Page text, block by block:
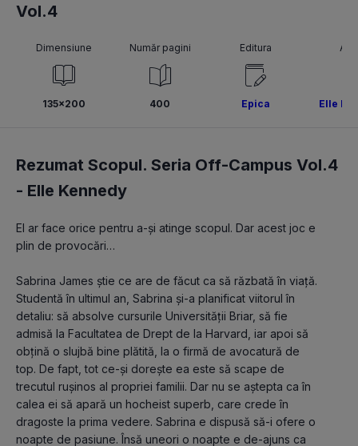
Vol.4
Dimensiune
135x200
Număr pagini
400
Editura
Epica Elle
Rezumat Scopul. Seria Off-Campus Vol.4
- Elle Kennedy
El ar face orice pentru a-și atinge scopul. Dar acest joc e
plin de provocări…
Sabrina James știe ce are de făcut ca să răzbată în viață.
Studentă în ultimul an, Sabrina și-a planificat viitorul în
detaliu: să absolve cursurile Universității Briar, să fie
admisă la Facultatea de Drept de la Harvard, iar apoi să
obțină o slujbă bine plătită, la o firmă de avocatură de
top. De fapt, tot ce-și dorește ea este să scape de
trecutul rușinos al propriei familii. Dar nu se aștepta ca în
calea ei să apară un hocheist superb, care crede în
dragoste la prima vedere. Sabrina e dispusă să-i ofere o
noapte de pasiune. Însă uneori o noapte e de-ajuns ca